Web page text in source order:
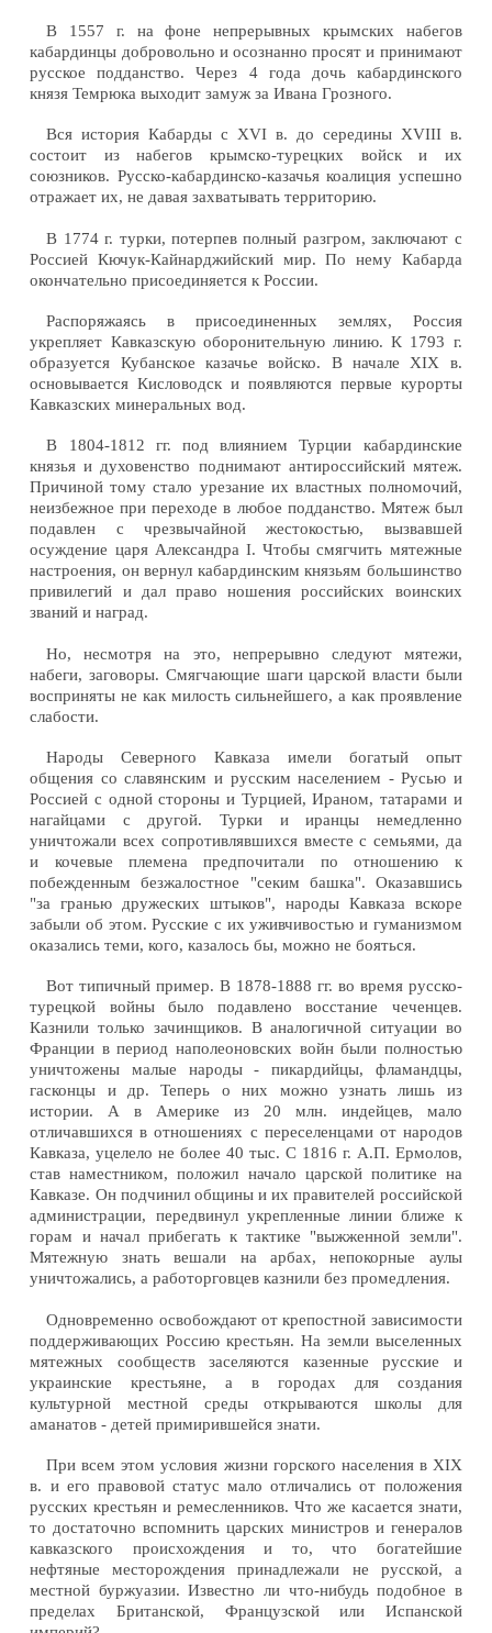
В 1557 г. на фоне непрерывных крымских набегов
кабардинцы добровольно и осознанно просят и принимают
русское подданство. Через 4 года дочь кабардинского
князя Темрюка выходит замуж за Ивана Грозного.
Вся история Кабарды с XVI в. до середины XVIII в.
состоит из набегов крымско-турецких войск и их
союзников. Русско-кабардинско-казачья коалиция успешно
отражает их, не давая захватывать территорию.
В 1774 г. турки, потерпев полный разгром, заключают с
Россией Кючук-Кайнарджийский мир. По нему Кабарда
окончательно присоединяется к России.
Распоряжаясь в присоединенных землях, Россия
укрепляет Кавказскую оборонительную линию. К 1793 г.
образуется Кубанское казачье войско. В начале XIX в.
основывается Кисловодск и появляются первые курорты
Кавказских минеральных вод.
В 1804-1812 гг. под влиянием Турции кабардинские
князья и духовенство поднимают антироссийский мятеж.
Причиной тому стало урезание их властных полномочий,
неизбежное при переходе в любое подданство. Мятеж был
подавлен с чрезвычайной жестокостью, вызвавшей
осуждение царя Александра I. Чтобы смягчить мятежные
настроения, он вернул кабардинским князьям большинство
привилегий и дал право ношения российских воинских
званий и наград.
Но, несмотря на это, непрерывно следуют мятежи,
набеги, заговоры. Смягчающие шаги царской власти были
восприняты не как милость сильнейшего, а как проявление
слабости.
Народы Северного Кавказа имели богатый опыт
общения со славянским и русским населением - Русью и
Россией с одной стороны и Турцией, Ираном, татарами и
нагайцами с другой. Турки и иранцы немедленно
уничтожали всех сопротивлявшихся вместе с семьями, да
и кочевые племена предпочитали по отношению к
побежденным безжалостное "секим башка". Оказавшись
"за гранью дружеских штыков", народы Кавказа вскоре
забыли об этом. Русские с их уживчивостью и гуманизмом
оказались теми, кого, казалось бы, можно не бояться.
Вот типичный пример. В 1878-1888 гг. во время русско-
турецкой войны было подавлено восстание чеченцев.
Казнили только зачинщиков. В аналогичной ситуации во
Франции в период наполеоновских войн были полностью
уничтожены малые народы - пикардийцы, фламандцы,
гасконцы и др. Теперь о них можно узнать лишь из
истории. А в Америке из 20 млн. индейцев, мало
отличавшихся в отношениях с переселенцами от народов
Кавказа, уцелело не более 40 тыс. С 1816 г. А.П. Ермолов,
став наместником, положил начало царской политике на
Кавказе. Он подчинил общины и их правителей российской
администрации, передвинул укрепленные линии ближе к
горам и начал прибегать к тактике "выжженной земли".
Мятежную знать вешали на арбах, непокорные аулы
уничтожались, а работорговцев казнили без промедления.
Одновременно освобождают от крепостной зависимости
поддерживающих Россию крестьян. На земли выселенных
мятежных сообществ заселяются казенные русские и
украинские крестьяне, а в городах для создания
культурной местной среды открываются школы для
аманатов - детей примирившейся знати.
При всем этом условия жизни горского населения в XIX
в. и его правовой статус мало отличались от положения
русских крестьян и ремесленников. Что же касается знати,
то достаточно вспомнить царских министров и генералов
кавказского происхождения и то, что богатейшие
нефтяные месторождения принадлежали не русской, а
местной буржуазии. Известно ли что-нибудь подобное в
пределах Британской, Французской или Испанской